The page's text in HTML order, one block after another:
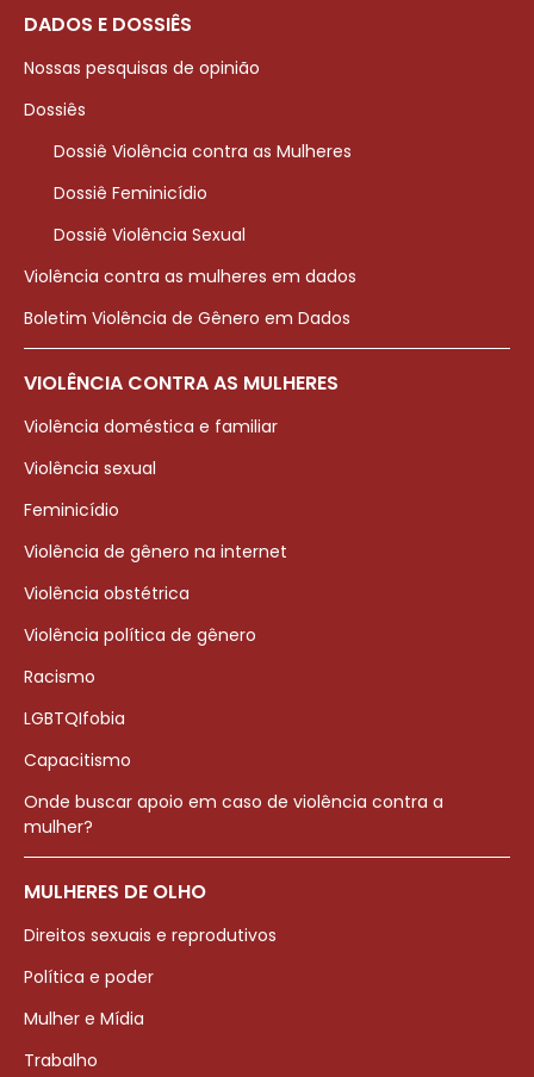
DADOS E DOSSIÊS
Nossas pesquisas de opinião
Dossiês
Dossiê Violência contra as Mulheres
Dossiê Feminicídio
Dossiê Violência Sexual
Violência contra as mulheres em dados
Boletim Violência de Gênero em Dados
VIOLÊNCIA CONTRA AS MULHERES
Violência doméstica e familiar
Violência sexual
Feminicídio
Violência de gênero na internet
Violência obstétrica
Violência política de gênero
Racismo
LGBTQIfobia
Capacitismo
Onde buscar apoio em caso de violência contra a
mulher?
MULHERES DE OLHO
Direitos sexuais e reprodutivos
Política e poder
Mulher e Mídia
Trabalho